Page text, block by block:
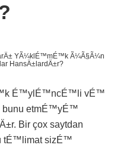
É™ylÉ™ncÉ™li vÉ™
bunu etmÉ™yÉ™
Bir çox saytdan
tÉ™limat sizÉ™